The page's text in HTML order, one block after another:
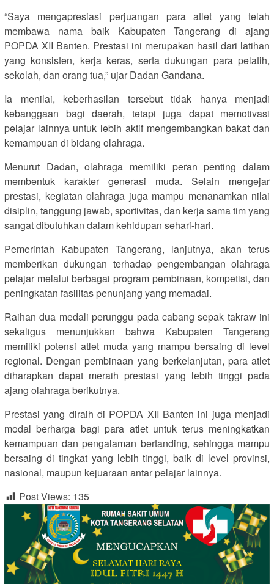
“Saya mengapresiasi perjuangan para atlet yang telah
membawa nama baik Kabupaten Tangerang di ajang
POPDA XII Banten. Prestasi ini merupakan hasil dari latihan
yang konsisten, kerja keras, serta dukungan para pelatih,
sekolah, dan orang tua,” ujar Dadan Gandana.
Ia menilai, keberhasilan tersebut tidak hanya menjadi
kebanggaan bagi daerah, tetapi juga dapat memotivasi
pelajar lainnya untuk lebih aktif mengembangkan bakat dan
kemampuan di bidang olahraga.
Menurut Dadan, olahraga memiliki peran penting dalam
membentuk karakter generasi muda. Selain mengejar
prestasi, kegiatan olahraga juga mampu menanamkan nilai
disiplin, tanggung jawab, sportivitas, dan kerja sama tim yang
sangat dibutuhkan dalam kehidupan sehari-hari.
Pemerintah Kabupaten Tangerang, lanjutnya, akan terus
memberikan dukungan terhadap pengembangan olahraga
pelajar melalui berbagai program pembinaan, kompetisi, dan
peningkatan fasilitas penunjang yang memadai.
Raihan dua medali perunggu pada cabang sepak takraw ini
sekaligus menunjukkan bahwa Kabupaten Tangerang
memiliki potensi atlet muda yang mampu bersaing di level
regional. Dengan pembinaan yang berkelanjutan, para atlet
diharapkan dapat meraih prestasi yang lebih tinggi pada
ajang olahraga berikutnya.
Prestasi yang diraih di POPDA XII Banten ini juga menjadi
modal berharga bagi para atlet untuk terus meningkatkan
kemampuan dan pengalaman bertanding, sehingga mampu
bersaing di tingkat yang lebih tinggi, baik di level provinsi,
nasional, maupun kejuaraan antar pelajar lainnya.
Post Views: 135